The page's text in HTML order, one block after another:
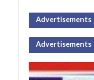
Advertisements
Advertisements